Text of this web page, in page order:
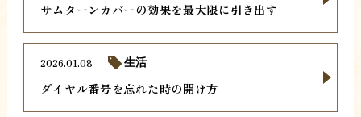
サムターンカバーの効果を最大限に引き出す
ダイヤル番号を忘れた時の開け方
2026.01.08 生活